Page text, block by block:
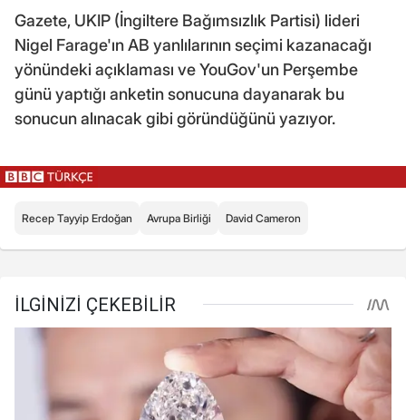
Gazete, UKIP (İngiltere Bağımsızlık Partisi) lideri
Nigel Farage'ın AB yanlılarının seçimi kazanacağı
yönündeki açıklaması ve YouGov'un Perşembe
günü yaptığı anketin sonucuna dayanarak bu
sonucun alınacak gibi göründüğünü yazıyor.
Recep Tayyip Erdoğan Avrupa Birliği David Cameron